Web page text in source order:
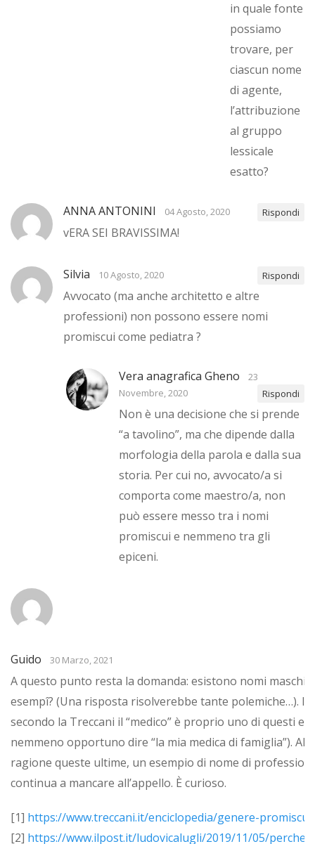
in quale fonte
possiamo
trovare, per
ciascun nome
di agente,
l’attribuzione
al gruppo
lessicale
esatto?
ANNA ANTONINI 04 Agosto, 2020 Rispondi
vERA SEI BRAVISSIMA!
Silvia 10 Agosto, 2020 Rispondi
Avvocato (ma anche architetto e altre
professioni) non possono essere nomi
promiscui come pediatra ?
Vera anagrafica Gheno
23
Novembre, 2020
Rispondi
Non è una decisione che si prende
“a tavolino”, ma che dipende dalla
morfologia della parola e dalla sua
storia. Per cui no, avvocato/a si
comporta come maestro/a, non
può essere messo tra i nomi
promiscui e nemmeno tra gli
epiceni.
Guido 30 Marzo, 2021
A questo punto resta la domanda: esistono nomi
esempî? (Una risposta risolverebbe tante polemiche…).
secondo la Treccani il “medico” è proprio uno di questi
nemmeno opportuno dire “la mia medica di famiglia”).
ragione queste ultime, un esempio di nome di
continua a mancare all’appello. È curioso.
[1] https://www.treccani.it/enciclopedia/genere-
[2] https://www.ilpost.it/ludovicalugli/2019/11/05/